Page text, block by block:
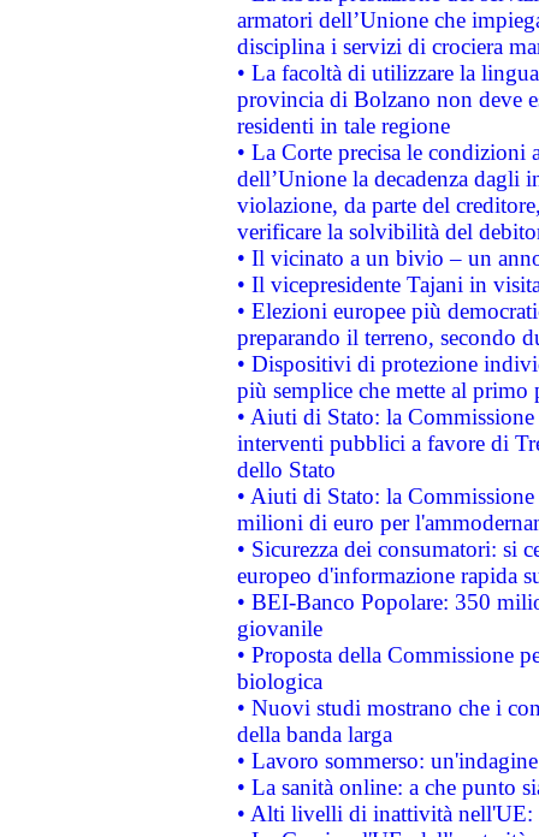
armatori dell’Unione che
disciplina i servizi di crociera
• La facoltà di utilizzare la
provincia di Bolzano non deve
residenti in tale regione
• La Corte precisa le
dell’Unione la decadenza dagli
violazione, da parte del
verificare la solvibilità del
• Il vicinato a un bivio – un
• Il vicepresidente Tajani in
• Elezioni europee più
preparando il terreno, secondo
• Dispositivi di protezione
più semplice che mette al primo
• Aiuti di Stato: la
interventi pubblici a favore di
dello Stato
• Aiuti di Stato: la
milioni di euro per
• Sicurezza dei consumatori: si
europeo d'informazione rapida
• BEI-Banco Popolare: 350
giovanile
• Proposta della Commissione
biologica
• Nuovi studi mostrano che i
della banda larga
• Lavoro sommerso:
• La sanità online: a che punto
• Alti livelli di inattività nell'UE: